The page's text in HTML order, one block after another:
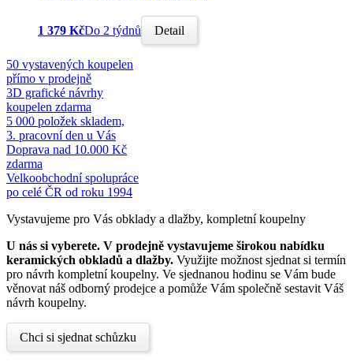
1 379 KčDo 2 týdnů Detail
50 vystavených koupelen
přímo v prodejně
3D grafické návrhy
koupelen zdarma
5 000 položek skladem,
3. pracovní den u Vás
Doprava nad 10.000 Kč
zdarma
Velkoobchodní spolupráce
po celé ČR od roku 1994
Vystavujeme pro Vás obklady a dlažby, kompletní koupelny
U nás si vyberete. V prodejně vystavujeme širokou nabídku
keramických obkladů a dlažby. Využijte možnost sjednat si termín
pro návrh kompletní koupelny. Ve sjednanou hodinu se Vám bude
věnovat náš odborný prodejce a pomůže Vám společně sestavit Váš
návrh koupelny.
Chci si sjednat schůzku